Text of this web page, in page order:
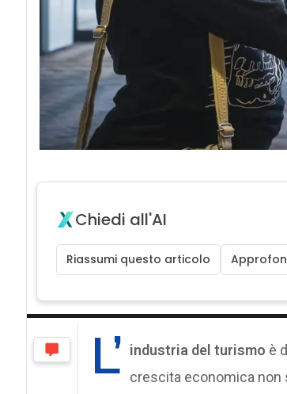
Chiedi all'AI
Riassumi questo articolo
L’ industria del turismo è
crescita economica non